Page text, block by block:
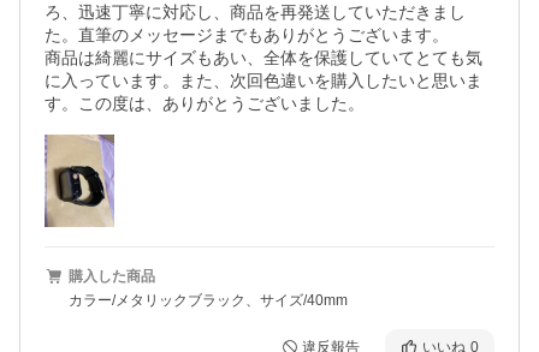
ろ、迅速丁寧に対応し、商品を再発送していただきまし
た。直筆のメッセージまでもありがとうございます。
商品は綺麗にサイズもあい、全体を保護していてとても気
に入っています。また、次回色違いを購入したいと思いま
す。この度は、ありがとうございました。
購入した商品
カラー/メタリックブラック、サイズ/40mm
違反報告 いいね 0